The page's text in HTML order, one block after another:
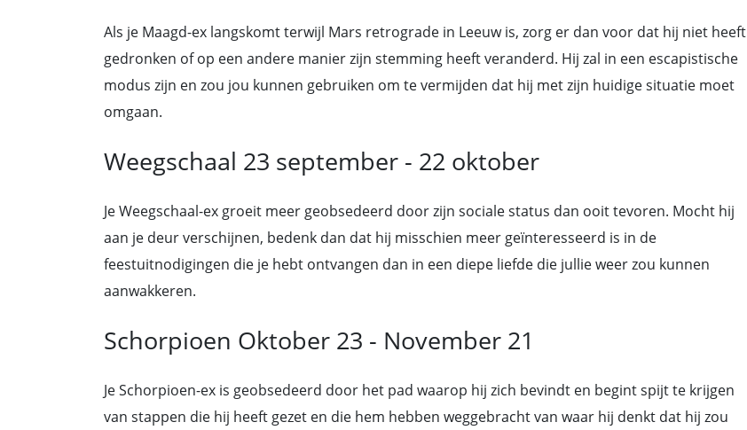
Als je Maagd-ex langskomt terwijl Mars retrograde in Leeuw is, zorg er dan voor dat hij niet heeft
gedronken of op een andere manier zijn stemming heeft veranderd. Hij zal in een escapistische
modus zijn en zou jou kunnen gebruiken om te vermijden dat hij met zijn huidige situatie moet
omgaan.
Weegschaal 23 september - 22 oktober
Je Weegschaal-ex groeit meer geobsedeerd door zijn sociale status dan ooit tevoren. Mocht hij
aan je deur verschijnen, bedenk dan dat hij misschien meer geïnteresseerd is in de
feestuitnodigingen die je hebt ontvangen dan in een diepe liefde die jullie weer zou kunnen
aanwakkeren.
Schorpioen Oktober 23 - November 21
Je Schorpioen-ex is geobsedeerd door het pad waarop hij zich bevindt en begint spijt te krijgen
van stappen die hij heeft gezet en die hem hebben weggebracht van waar hij denkt dat hij zou